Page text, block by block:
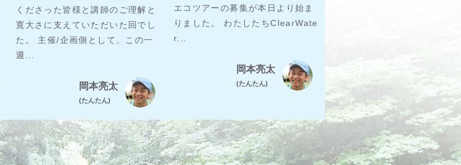
くださった皆様と講師のご理解と
寛大さに支えていただいた回でし
た。 主催/企画側として、この一
週...
岡本亮太
(たんたん)
エコツアーの募集が本日より始ま
りました。 わたしたちClearWate
r...
岡本亮太
(たんたん)